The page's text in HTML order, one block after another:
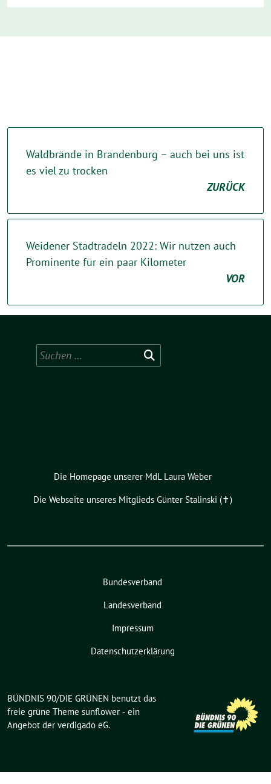
Waldbrände in Brandenburg – auch bei uns ist
es viel zu trocken
ZURÜCK
Weidener Stadtradeln 2022: Wir nutzen auch
Prominente für ein paar Kilometer
VOR
Suchen
nach:
Die Homepage unserer MdL Laura Weber
Die Webseite unseres Mitglieds Günter Stalinski (✝︎)
Bundesverband
Landesverband
Impressum
Datenschutzerklärung
BÜNDNIS 90/DIE GRÜNEN benutzt das
freie grüne Theme sunflower ‐ ein
Angebot der verdigado eG.